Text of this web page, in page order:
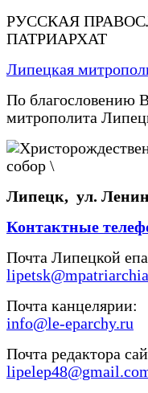
РУССКАЯ
ПАТРИАРХАТ
Липецкая
По благословению
митрополита
Липецк, ул.
Контактные
Почта Липецкой
Почта канцелярии:
info@le-eparchy.ru
Почта редактора